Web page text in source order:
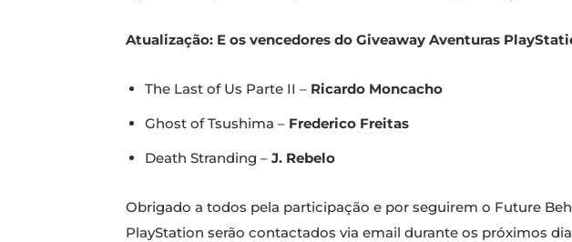
Atualização: E os vencedores do Giveaway Aventuras
The Last of Us Parte II – Ricardo Moncacho
Ghost of Tsushima – Frederico Freitas
Death Stranding – J. Rebelo
Obrigado a todos pela participação e por seguirem o Future
PlayStation serão contactados via email durante os próximos